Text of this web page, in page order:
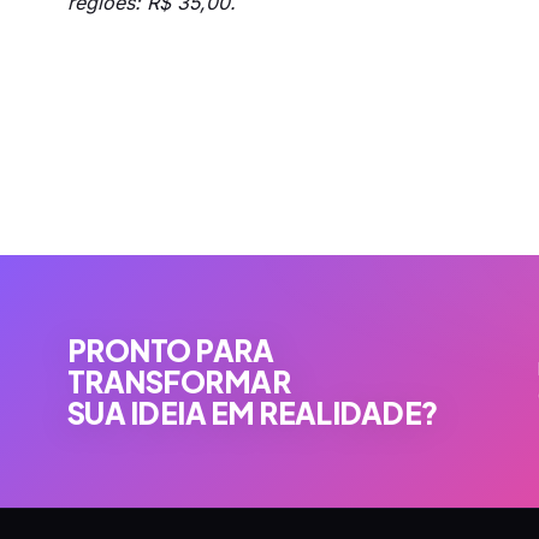
PRONTO PARA
TRANSFORMAR
SUA IDEIA EM REALIDADE?